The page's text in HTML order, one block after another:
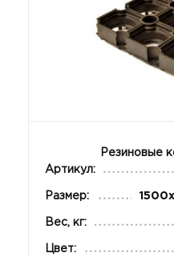
Резиновые
Артикул:
Размер:
Вес, кг:
Цвет: